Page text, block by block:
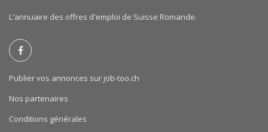
L'annuaire des offres d'emploi de Suisse Romande.
Publier vos annonces sur job-too.ch
Nos partenaires
Conditions générales